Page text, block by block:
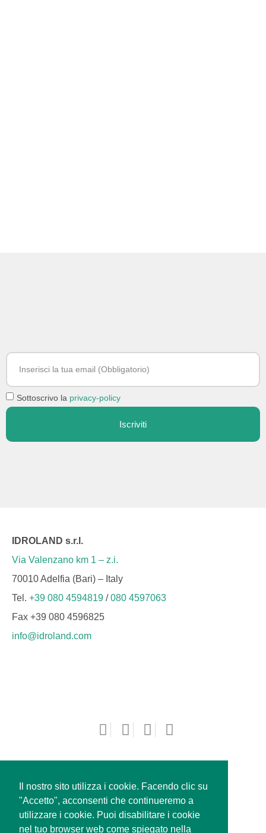
Il nostro sito utilizza i cookie. Facendo clic su
"Accetto", acconsenti che continueremo a
utilizzare i cookie. Puoi disabilitare i cookie
nel tuo browser web come spiegato nella
Sottoscrivo la privacy-policy
Iscriviti
IDROLAND s.r.l.
Via Valenzano km 1 – z.i.
70010 Adelfia (Bari) – Italy
Tel. +39 080 4594819 /080 4597063
Fax +39 080 4596825
info@idroland.com